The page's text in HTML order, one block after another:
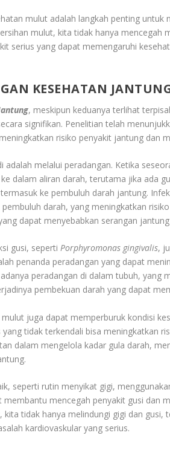
mulut adalah langkah penting untuk
mulut, kita tidak hanya mencegah
serius yang dapat memengaruhi
KESEHATAN
, meskipun keduanya terlihat
signifikan. Penelitian telah
risiko penyakit jantung dan
adalah melalui peradangan. Ketika
dalam aliran darah, terutama jika ada
ke pembuluh darah jantung.
darah, yang meningkatkan
dapat menyebabkan serangan
gusi, sepertiPorphyromonas gingivalis,
penanda peradangan yang dapat
peradangan di dalam tubuh, yang
pembekuan darah yang dapat
juga dapat memperburuk kondisi
tidak terkendali bisa meningkatkan
dalam mengelola kadar gula darah,
seperti rutin menyikat gigi,
mencegah penyakit gusi dan
tidak hanya melindungi gigi dan
kardiovaskular yang serius.